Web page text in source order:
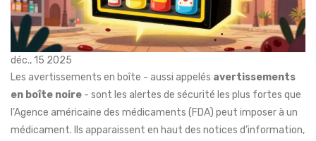
déc., 15 2025
Les avertissements en boîte - aussi appelés avertissements
en boîte noire - sont les alertes de sécurité les plus fortes que
l’Agence américaine des médicaments (FDA) peut imposer à un
médicament. Ils apparaissent en haut des notices d’information,